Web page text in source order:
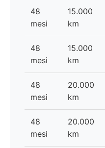
48
mesi
15.000
km
48
mesi
15.000
km
48
mesi
20.000
km
48
mesi
20.000
km